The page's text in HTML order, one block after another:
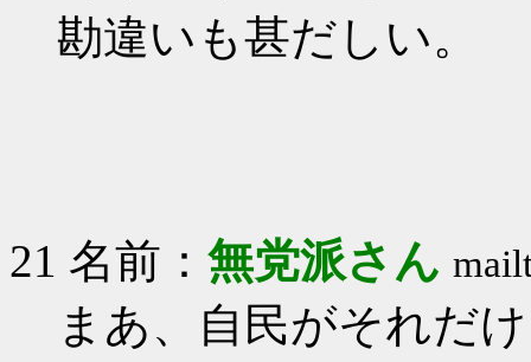
勘違いも甚だしい。
21 名前： 無党派さん
まあ、自民がそれだ